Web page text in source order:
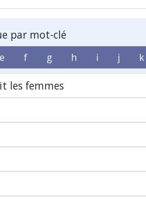
par mot-clé
e f g h i j k
les femmes